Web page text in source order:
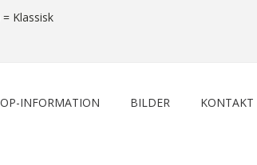
= Klassisk
INFORMATION BILDER KONTAKT